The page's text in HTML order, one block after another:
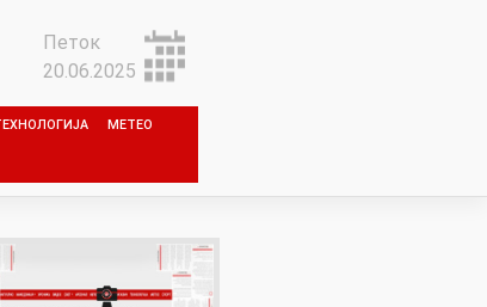
Петок
20.06.2025
МЕТЕО